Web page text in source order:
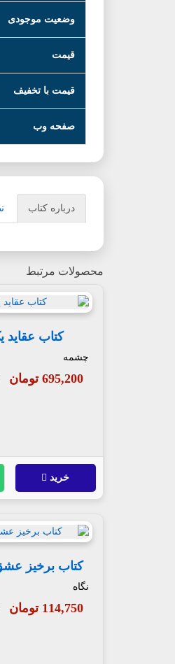
وضعیت موجودی
قیمت
قیمت با تخفیف
صفحه وب
درباره کتاب
محصولات مرتبط
کتاب عقاید
چشمه
695,200 تومان
خرید
کتاب برخیز
نگاه
114,750 تومان